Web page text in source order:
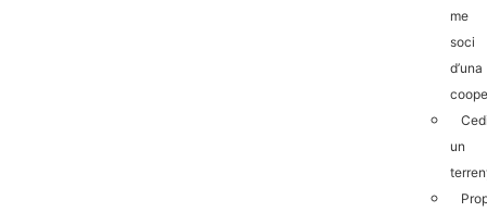
me
soci
d’una
un